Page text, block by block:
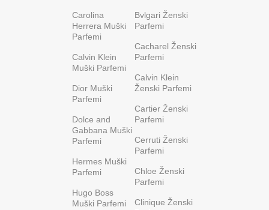
Carolina
Herrera Muški
Parfemi
Calvin Klein
Muški Parfemi
Dior Muški
Parfemi
Dolce and
Gabbana Muški
Parfemi
Hermes Muški
Parfemi
Hugo Boss
Muški Parfemi
Bvlgari Ženski
Parfemi
Cacharel Ženski
Parfemi
Calvin Klein
Ženski Parfemi
Cartier Ženski
Parfemi
Cerruti Ženski
Parfemi
Chloe Ženski
Parfemi
Clinique Ženski